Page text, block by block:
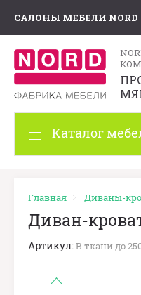
САЛОНЫ МЕБЕЛИ NORD
Каталог
Главная Диваны-
Диван-
Артикул:В ткани до